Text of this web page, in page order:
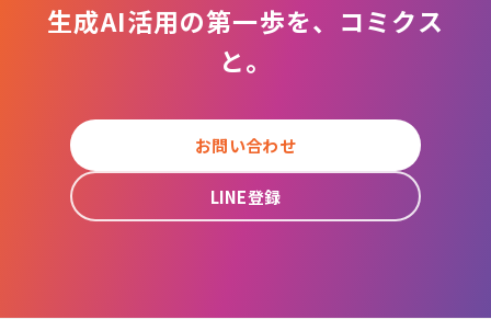
生成AI活用の第一歩を、コミクス
と。
お問い合わせ
LINE登録